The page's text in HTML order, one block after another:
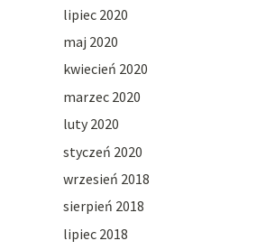
lipiec 2020
maj 2020
kwiecień 2020
marzec 2020
luty 2020
styczeń 2020
wrzesień 2018
sierpień 2018
lipiec 2018